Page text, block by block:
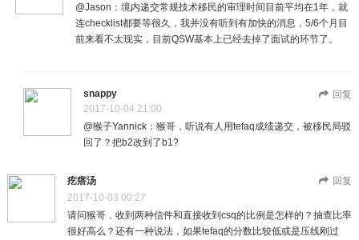
@Jason：境内递交常规技术移民的审理时间目前平均在1年，就
连checklist都要等很久，我并没有听到有加快的消息，5/6个月目
前来看不太现实，目前QSW基本上已经去掉了面试的环节了。
snappy
回复
2017-10-04 21:00
@猴子Yannick：猴哥，听说有人用tefaq成绩递交，被移民局驳
回了？把b2改到了b1?
疙瘩汤
回复
2017-10-03 00:27
请问猴哥，收到两种信件和直接收到csq的比例是怎样的？抽查比率
很好高么？还有一种说法，如果tefaq的分数比较低或是压线刚过